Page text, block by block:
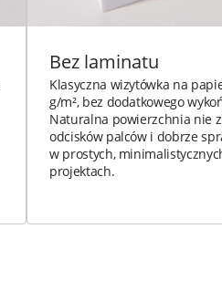
Bez laminatu
Klasyczna wizytówka na
g/m², bez dodatkowego
Naturalna powierzchnia nie
odcisków palców i dobrze
w prostych,
projektach.